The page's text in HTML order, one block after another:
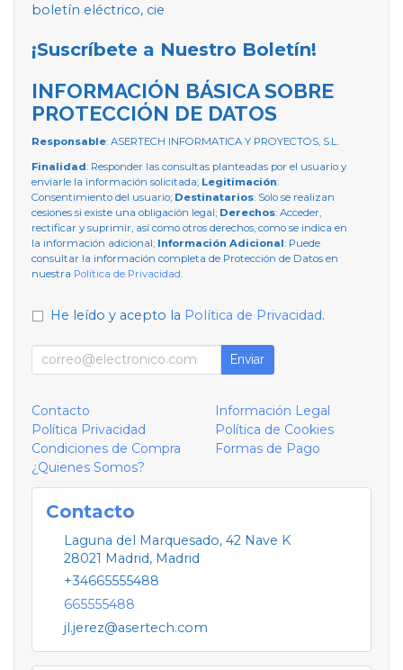
boletín eléctrico, cie
¡Suscríbete a Nuestro Boletín!
INFORMACIÓN BÁSICA SOBRE
PROTECCIÓN DE DATOS
Responsable: ASERTECH INFORMATICA Y PROYECTOS, S.L.
Finalidad: Responder las consultas planteadas por el usuario y
enviarle la información solicitada; Legitimación:
Consentimiento del usuario; Destinatarios: Solo se realizan
cesiones si existe una obligación legal; Derechos: Acceder,
rectificar y suprimir, así como otros derechos, como se indica en
la información adicional; Información Adicional: Puede
consultar la información completa de Protección de Datos en
nuestra Política de Privacidad
He leído y acepto la Política de Privacidad.
Enviar
Contacto
Información Legal
Política Privacidad
Política de Cookies
Condiciones de Compra
Formas de Pago
¿Quienes Somos?
Contacto
Laguna del Marquesado, 42 Nave K
28021 Madrid, Madrid
+34665555488
665555488
jl.jerez@asertech.com